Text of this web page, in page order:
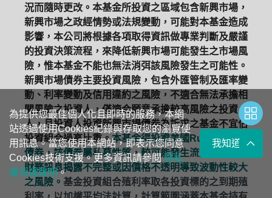
況而隨時更改。本基金所投資之區域包含新興市場，
新興市場之政經情勢或法規變動，可能對本基金造成
影響，本公司將根據各項取得資訊做專業判斷及嚴謹
的投資決策流程，來降低新興市場可能發生之市場風
險，惟本基金不能也無法消弭該風險發生之可能性。
新興市場債券主要投資風險，包含外匯管制及匯率變
動、利率變動及信用違約之風險，不適合無法承擔相
關風險之投資人，僅適合願意承擔較高風險之投資
人，且投資人投資新興市場債券為訴求之基金不宜佔
投資組合過高比重。本基金得投資美國Rule 144A
債券，該債券屬私募性質，較可能發生流動性不足，
財務訊息揭露不完整或因價格不透明導致波動性較大
之風險。 基金投資組合殖利率取各投資標的之到期殖
為提供您最佳個人化且即時的服務，本網
站透過使用Cookies紀錄與存取您的瀏覽使
用訊息。當您使用本網站，即表示您同意
Cookies技術支援。更多資訊請參閱隱私
權保護聲明。
我知道了